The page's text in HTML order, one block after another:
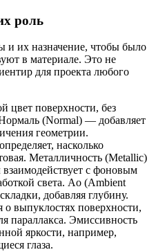
роль
и их назначение, чтобы было
в материале. Это не
для проекта любого
цвет поверхности, без
(Normal) — добавляет
геометрии.
насколько
Металличность (Metallic)
с фоновым
света. Ao (Ambient
добавляя глубину.
выпуклостях поверхности,
параллакса. Эмиссивность
яркости, например,
глаза.